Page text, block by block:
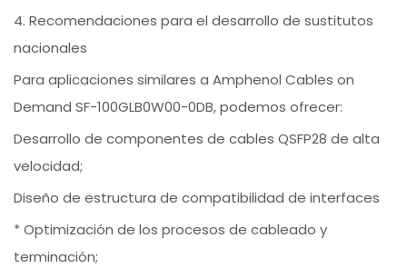
4. Recomendaciones para el desarrollo de sustitutos
nacionales
Para aplicaciones similares a Amphenol Cables on
Demand SF-100GLB0W00-0DB, podemos ofrecer:
Desarrollo de componentes de cables QSFP28 de alta
velocidad;
Diseño de estructura de compatibilidad de interfaces
* Optimización de los procesos de cableado y
terminación;